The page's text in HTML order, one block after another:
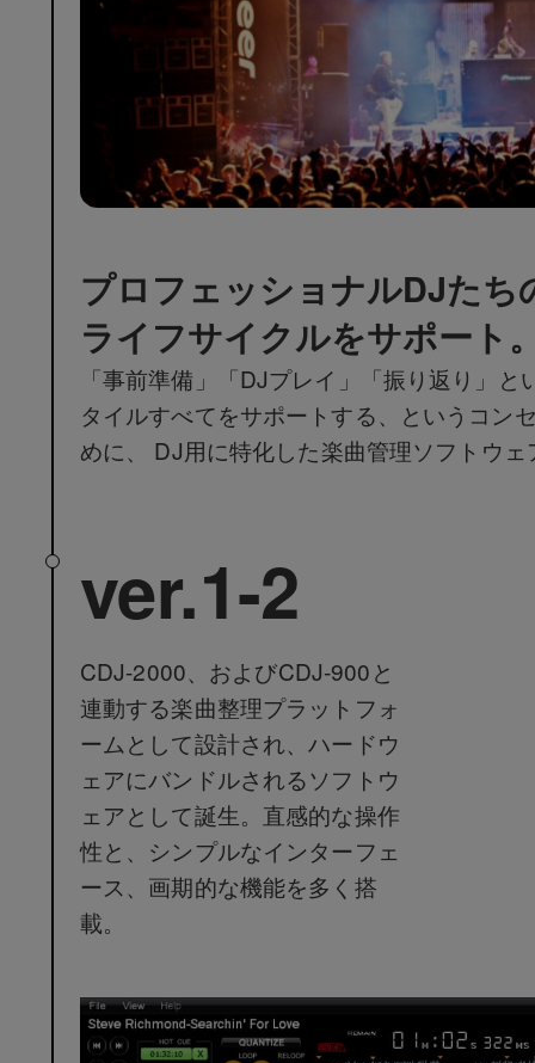
プロフェッショナルDJたち
ライフサイクルをサポート
「事前準備」「DJプレイ」「振り返り」と
タイルすべてをサポートする、というコン
めに、 DJ用に特化した楽曲管理ソフトウ
ver.1-2
CDJ-2000、およびCDJ-900と
連動する楽曲整理プラットフォ
ームとして設計され、ハードウ
ェアにバンドルされるソフトウ
ェアとして誕生。直感的な操作
性と、シンプルなインターフェ
ース、画期的な機能を多く搭
載。